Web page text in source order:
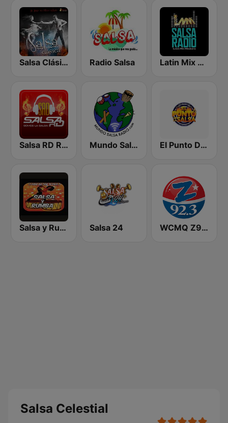
Salsa Clásica Radio Salsa Latin Mix Masters Salsa Radio
Salsa RD Radio Mundo Salsa Radio El Punto De La Salsa "Radio"
Salsa y Rumba Salsa 24 WCMQ Z92 / Zeta 92.3
Salsa Celestial